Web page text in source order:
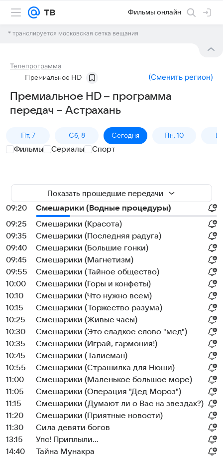
Фильмы онлайн
* транслируется московская сетка вещания
Телепрограмма
Премиальное HD (Сменить регион)
Премиальное HD – программа
передач – Астрахань
Пт, 7 Сб, 8 Сегодня Пн, 10
Фильмы Сериалы Спорт
Показать прошедшие передачи
09:20
Смешарики (Водные процедуры)
09:25
Смешарики (Красота)
09:35
Смешарики (Последняя радуга)
09:40
Смешарики (Большие гонки)
09:45
Смешарики (Магнетизм)
09:55
Смешарики (Тайное общество)
10:00
Смешарики (Горы и конфеты)
10:10
Смешарики (Что нужно всем)
10:15
Смешарики (Торжество разума)
10:25
Смешарики (Живые часы)
10:30
Смешарики (Это сладкое слово "мед")
10:35
Смешарики (Играй, гармония!)
10:45
Смешарики (Талисман)
10:55
Смешарики (Страшилка для Нюши)
11:00
Смешарики (Маленькое большое море)
11:05
Смешарики (Операция "Дед Мороз")
11:15
Смешарики (Думают ли о Вас на звездах?)
11:20
Смешарики (Приятные новости)
11:30
Сила девяти богов
13:15
Упс! Приплыли...
14:40
Тайна Мунакра